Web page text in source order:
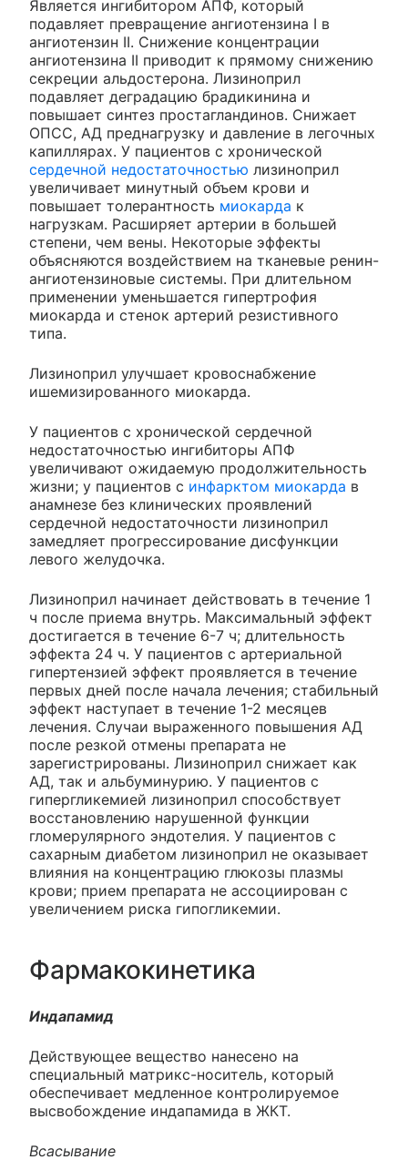
Является ингибитором АПФ, который
подавляет превращение ангиотензина I в
ангиотензин II. Снижение концентрации
ангиотензина II приводит к прямому снижению
секреции альдостерона. Лизиноприл
подавляет деградацию брадикинина и
повышает синтез простагландинов. Снижает
ОПСС, АД преднагрузку и давление в легочных
капиллярах. У пациентов с хронической
сердечной недостаточностью лизиноприл
увеличивает минутный объем крови и
повышает толерантность миокарда к
нагрузкам. Расширяет артерии в большей
степени, чем вены. Некоторые эффекты
объясняются воздействием на тканевые ренин-
ангиотензиновые системы. При длительном
применении уменьшается гипертрофия
миокарда и стенок артерий резистивного
типа.
Лизиноприл улучшает кровоснабжение
ишемизированного миокарда.
У пациентов с хронической сердечной
недостаточностью ингибиторы АПФ
увеличивают ожидаемую продолжительность
жизни; у пациентов с инфарктом миокарда в
анамнезе без клинических проявлений
сердечной недостаточности лизиноприл
замедляет прогрессирование дисфункции
левого желудочка.
Лизиноприл начинает действовать в течение 1
ч после приема внутрь. Максимальный эффект
достигается в течение 6-7 ч; длительность
эффекта 24 ч. У пациентов с артериальной
гипертензией эффект проявляется в течение
первых дней после начала лечения; стабильный
эффект наступает в течение 1-2 месяцев
лечения. Случаи выраженного повышения АД
после резкой отмены препарата не
зарегистрированы. Лизиноприл снижает как
АД, так и альбуминурию. У пациентов с
гипергликемией лизиноприл способствует
восстановлению нарушенной функции
гломерулярного эндотелия. У пациентов с
сахарным диабетом лизиноприл не оказывает
влияния на концентрацию глюкозы плазмы
крови; прием препарата не ассоциирован с
увеличением риска гипогликемии.
Фармакокинетика
Индапамид
Действующее вещество нанесено на
специальный матрикс-носитель, который
обеспечивает медленное контролируемое
высвобождение индапамида в ЖКТ.
Всасывание